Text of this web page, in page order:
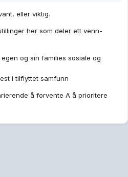
eller viktig.
her som deler ett venn-
og sin families sosiale og
i tilflyttet samfunn
å forvente A å prioritere